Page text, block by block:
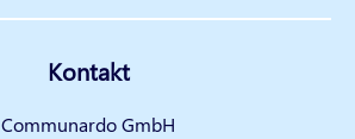
Kontakt
Communardo GmbH